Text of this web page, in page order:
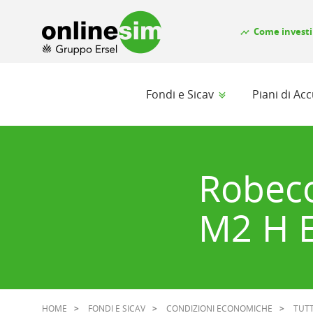
timeline Come
Fondi e Sicav Piani di
M2 H
HOME FONDI E SICAV CONDIZIONI ECONOMICHE